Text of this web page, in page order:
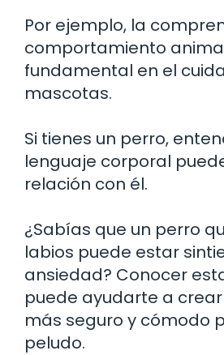
Por ejemplo, la
comportamiento
fundamental en el
mascotas.
Si tienes un perro,
lenguaje corporal
relación con él.
¿Sabías que un perro
labios puede estar
ansiedad? Conocer
puede ayudarte a
más seguro y cómodo
peludo.